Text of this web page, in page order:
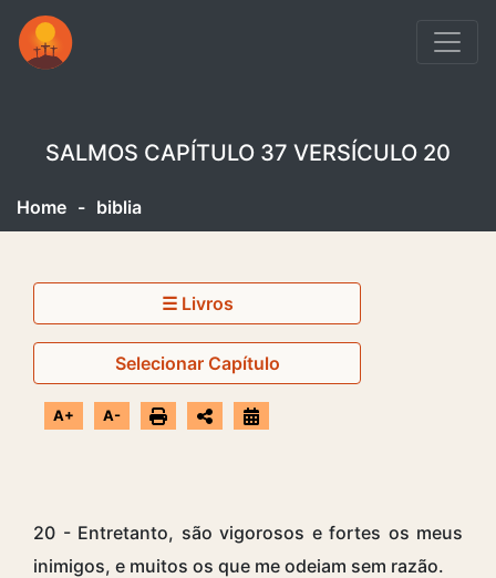
SALMOS CAPÍTULO 37 VERSÍCULO 20
Home - biblia
☰ Livros
Selecionar Capítulo
A+ A-
20 - Entretanto, são vigorosos e fortes os meus
inimigos, e muitos os que me odeiam sem razão.